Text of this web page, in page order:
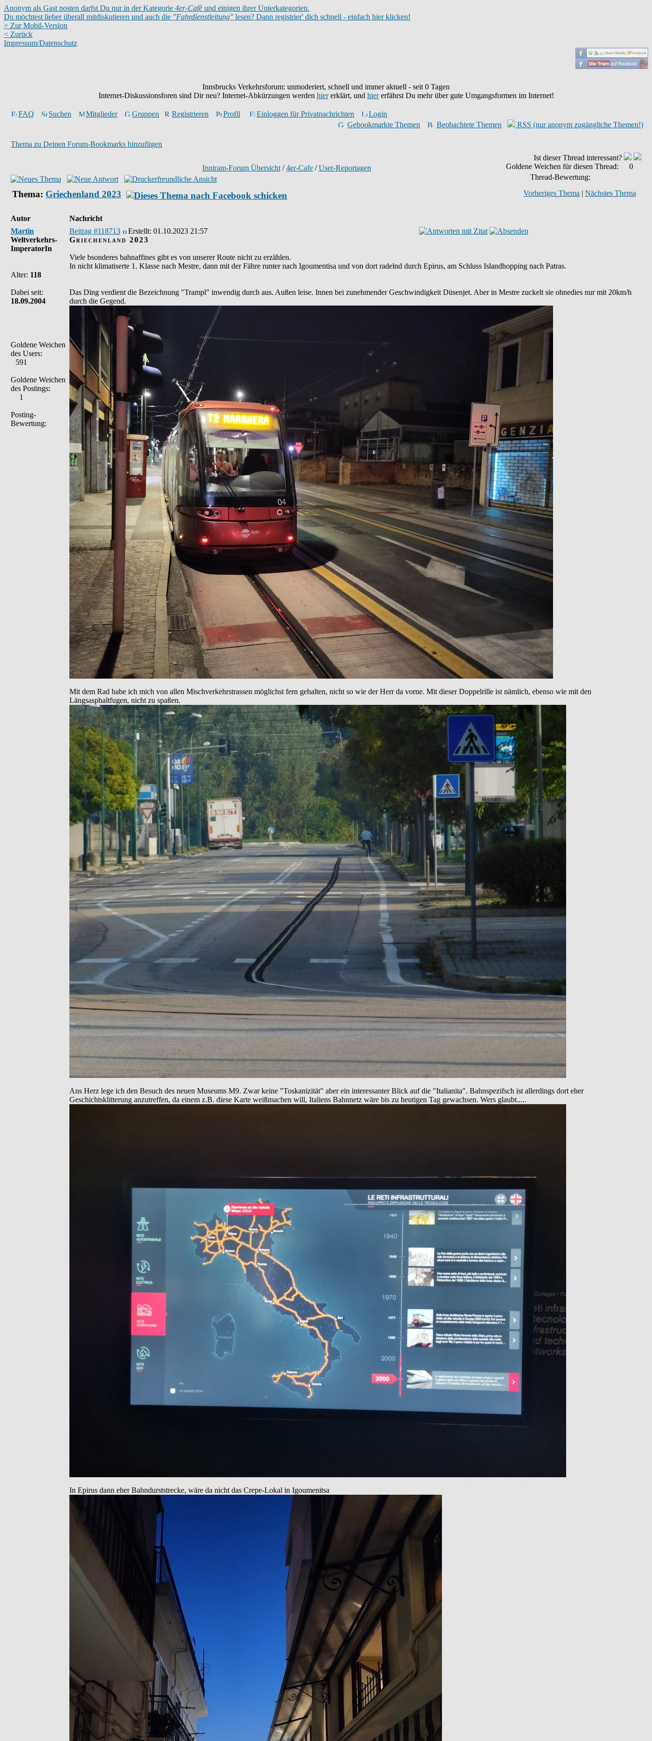
Anonym als Gast posten darfst Du nur in der Kategorie 4er-Cafè und einigen ihrer Unterkategorien.
Du möchtest lieber überall mitdiskutieren und auch die "Fahrdienstleitung" lesen? Dann registrier' dich schnell - einfach hier klicken!
> Zur Mobil-Version
< Zurück
Impressum/Datenschutz
Innsbrucks Verkehrsforum: unmoderiert, schnell und immer aktuell - seit 0 Tagen
Internet-Diskussionsforen sind Dir neu? Internet-Abkürzungen werden hiererklärt, und hiererfährst Du mehr über gute Umgangsformen im Internet!
FAQ Suchen Mitglieder Gruppen Registrieren Profil Einloggen für Privatnachrichten
Login
Gebookmarkte Themen
Beobachtete Themen RSS (nur anonym zugängliche Themen!)
Thema zu Deinen Forum-Bookmarks hinzufügen
Inntram-Forum Übersicht /4er-Cafe /User-Reportagen
Ist dieser Thread interessant?
Goldene Weichen für diesen Thread:
0
Thread-Bewertung:
Thema: Griechenland 2023 Vorheriges Thema | Nächstes Thema
Autor
Nachricht
Martin
Weltverkehrs-
ImperatorIn
Alter: 118
Dabei seit:
18.09.2004
Goldene Weichen
des Users:
591
Goldene Weichen
des Postings:
1
Posting-
Bewertung:
Beitrag #118713 Erstellt: 01.10.2023 21:57
Griechenland 2023
Viele bsonderes bahnaffines gibt es von unserer Route nicht zu erzählen.
In nicht klimatiserte 1. Klasse nach Mestre, dann mit der Fähre runter nach Igoumentisa und von dort radelnd durch Epirus, am Schluss Islandhopping nach Patras.
Das Ding verdient die Bezeichnung "Trampl" inwendig durch aus. Außen leise. Innen bei zunehmender Geschwindigkeit Düsenjet. Aber in Mestre zuckelt sie ohnedies nur mit 20km/h
durch die Gegend.
Mit dem Rad habe ich mich von allen Mischverkehrstrassen möglichst fern gehalten, nicht so wie der Herr da vorne. Mit dieser Doppelrille ist nämlich, ebenso wie mit den
Längsasphaltfugen, nicht zu spaßen.
Ans Herz lege ich den Besuch des neuen Museums M9. Zwar keine "Toskanizität" aber ein interessanter Blick auf die "Italianita". Bahnspezifsch ist allerdings dort eher
Geschichtsklitterung anzutreffen, da einem z.B. diese Karte weißmachen will, Italiens Bahnnetz wäre bis zu heutigen Tag gewachsen. Wers glaubt.....
In Epirus dann eher Bahndurststrecke, wäre da nicht das Crepe-Lokal in Igoumenitsa